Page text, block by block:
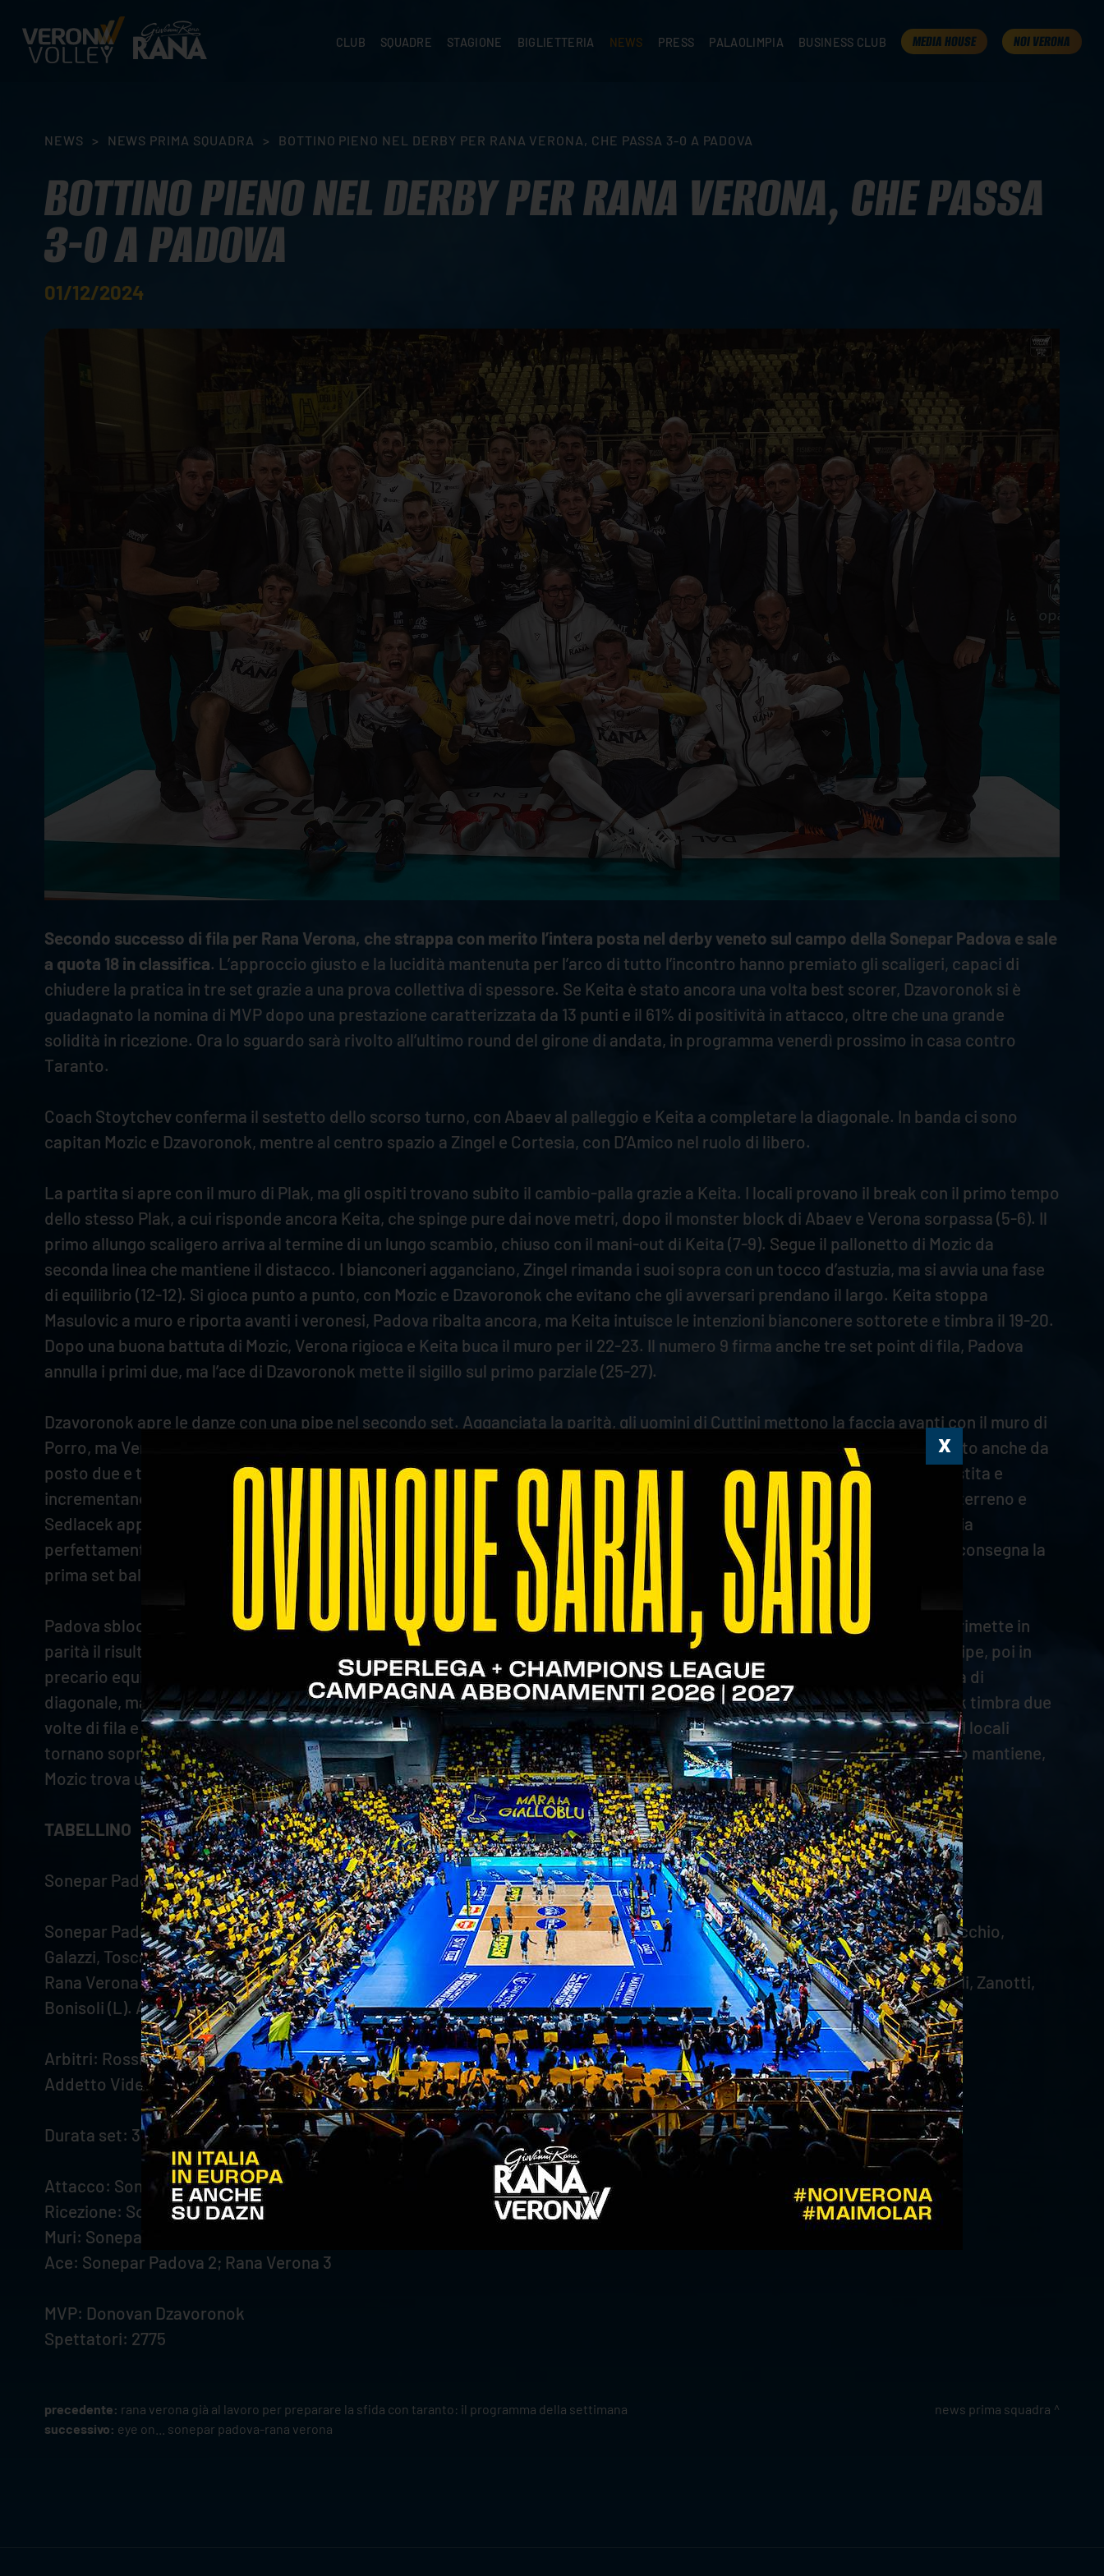
CLUB
CONTATTACI
SQUADRE
SETTORE GIOVANILE
STAGIONE
CAMP
BIGLIETTERIA NEWS PRESS PALAOLIMPIA
KIDS ROOM
BUSINESS CLUB MEDIA HOUSE NOI VERONA
NEWS > NEWS PRIMA SQUADRA > BOTTINO PIENO NEL DERBY PER RANA VERONA, CHE PASSA 3-0 A PADOVA
BOTTINO PIENO NEL DERBY PER RANA VERONA, CHE PASSA
3-0 A PADOVA
01/12/2024
Secondo successo di fila per Rana Verona, che strappa con merito l’intera posta nel derby veneto sul campo della Sonepar Padova e sale
a quota 18 in classifica. L’approccio giusto e la lucidità mantenuta per l’arco di tutto l’incontro hanno premiato gli scaligeri, capaci di
chiudere la pratica in tre set grazie a una prova collettiva di spessore. Se Keita è stato ancora una volta best scorer, Dzavoronok si è
guadagnato la nomina di MVP dopo una prestazione caratterizzata da 13 punti e il 61% di positività in attacco, oltre che una grande
solidità in ricezione. Ora lo sguardo sarà rivolto all’ultimo round del girone di andata, in programma venerdì prossimo in casa contro
Taranto.
Coach Stoytchev conferma il sestetto dello scorso turno, con Abaev al palleggio e Keita a completare la diagonale. In banda ci sono
capitan Mozic e Dzavoronok, mentre al centro spazio a Zingel e Cortesia, con D’Amico nel ruolo di libero.
La partita si apre con il muro di Plak, ma gli ospiti trovano subito il cambio-palla grazie a Keita. I locali provano il break con il primo tempo
dello stesso Plak, a cui risponde ancora Keita, che spinge pure dai nove metri, dopo il monster block di Abaev e Verona sorpassa (5-6). Il
primo allungo scaligero arriva al termine di un lungo scambio, chiuso con il mani-out di Keita (7-9). Segue il pallonetto di Mozic da
seconda linea che mantiene il distacco. I bianconeri agganciano, Zingel rimanda i suoi sopra con un tocco d’astuzia, ma si avvia una fase
di equilibrio (12-12). Si gioca punto a punto, con Mozic e Dzavoronok che evitano che gli avversari prendano il largo. Keita stoppa
Masulovic a muro e riporta avanti i veronesi, Padova ribalta ancora, ma Keita intuisce le intenzioni bianconere sottorete e timbra il 19-20.
Dopo una buona battuta di Mozic, Verona rigioca e Keita buca il muro per il 22-23. Il numero 9 firma anche tre set point di fila, Padova
annulla i primi due, ma l’ace di Dzavoronok mette il sigillo sul primo parziale (25-27).
Dzavoronok apre le danze con una pipe nel secondo set. Agganciata la parità, gli uomini di Cuttini mettono la faccia avanti con il muro di
Porro, ma Verona impiega poco a invertire il trend e con la diagonale di Dzavoronok si porta sul 5-7. Il ceco trova il varco giusto anche da
posto due e tiene le due lunghezze di vantaggio (7-9). Keita trova il mani-out, Mozic fa altrettanto a chiusura di un’azione insistita e
incrementano il distacco (10-13). Il capitano sceglie poi il lungolinea e manda i suoi sull’11-16. I patavini tentano di recuperare terreno e
Sedlacek approfitta di una free-ball per siglare il punto del 15-18. Mozic raccoglie al meglio il suggerimento di Abaev e incrocia
perfettamente, precedendo il muro di Cortesia e la pipe di Dzavoronok (15-22). Il centrale trevigiano va a segno dal centro e consegna la
prima set ball agli scaligeri. Stefani ridà speranza ai suoi e la frazione termina con l’errore in battuta di Crosato.
Padova sblocca il terzo parziale, Dzavoronok risponde presente, i padroni di casa cercando di allungare, ma il muro di Keita rimette in
parità il risultato (3-3). Mozic utilizza la stessa arma e porta i suoi sopra nel punteggio (4-5). Porro centra il bersaglio con la pipe, poi in
precario equilibrio Mozic trova il tocco delle mani avversarie per il 6-7. Crosato infila l’ace che vale il nuovo pari (9-9). Keita va di
diagonale, ma i bianconeri fanno side-out e trovano la potenza di Porro dai nove metri per il controsorpasso (12-11). Sedlacek timbra due
volte di fila e manda Padova avanti di tre (15-12). Keita si esalta al servizio e riagguanta il pareggio con un ace dei suoi (15-15). I locali
tornano sopra con la pipe di Porro e tengono il +2 grazie al muro di Crosato (18-16). Altro pari col muro di Dzavoronok, Keita lo mantiene,
Mozic trova un altro monster block e poi chiude i conti da posto quattro (21-25).
TABELLINO
Sonepar Padova-Rana Verona 0–3 (25-27: 20-25; 21-25)
Sonepar Padova: Falaschi, Masulovic 9, Sedlacek 15, Porro 12, Crosato 6, Plak 4, Diez (L), Pedron, Stefani 6, Mayo, Orioli, Truocchio,
Galazzi, Toscani (L). All. Cuttini
Rana Verona: Abaev, Keita 25, Mozic 13, Dzavoronok 13, Cortesia 6, Zingel 2, D’Amico (L), Spirito, Jensen, Sani, Chevalier, Vitelli, Zanotti,
Bonisoli (L). All. Stoytchev
Arbitri: Rossi (1°), Curto (2°), Giglio (3°)
Addetto Videocheck: Casarin
Durata set: 31’; 29’; 30’; totale: 1h30’
Attacco: Sonepar Padova 43%; Rana Verona 53%
Ricezione: Sonepar Padova 52%; Rana Verona 60%
Muri: Sonepar Padova 7; Rana Verona 10
Ace: Sonepar Padova 2; Rana Verona 3
MVP: Donovan Dzavoronok
Spettatori: 2775
precedente: rana verona già al lavoro per preparare la sfida con taranto: il programma della settimana
successivo: eye on... sonepar padova-rana verona
news prima squadra